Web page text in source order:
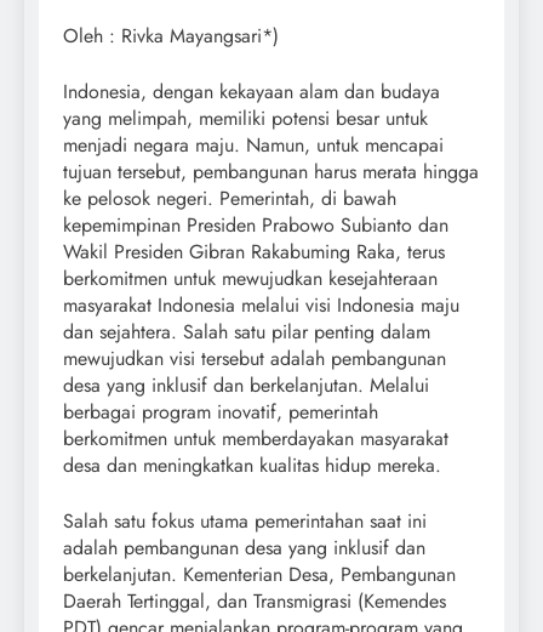
Oleh : Rivka Mayangsari*)
Indonesia, dengan kekayaan alam dan budaya
yang melimpah, memiliki potensi besar untuk
menjadi negara maju. Namun, untuk mencapai
tujuan tersebut, pembangunan harus merata hingga
ke pelosok negeri. Pemerintah, di bawah
kepemimpinan Presiden Prabowo Subianto dan
Wakil Presiden Gibran Rakabuming Raka, terus
berkomitmen untuk mewujudkan kesejahteraan
masyarakat Indonesia melalui visi Indonesia maju
dan sejahtera. Salah satu pilar penting dalam
mewujudkan visi tersebut adalah pembangunan
desa yang inklusif dan berkelanjutan. Melalui
berbagai program inovatif, pemerintah
berkomitmen untuk memberdayakan masyarakat
desa dan meningkatkan kualitas hidup mereka.
Salah satu fokus utama pemerintahan saat ini
adalah pembangunan desa yang inklusif dan
berkelanjutan. Kementerian Desa, Pembangunan
Daerah Tertinggal, dan Transmigrasi (Kemendes